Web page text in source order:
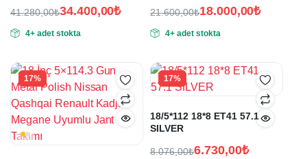
41.280,00₺
fiyat:
34.400,00₺
andaki
34.400,00₺.
4+ adet stokta
21.600,00₺
fiyat:
18.000,00₺
andaki
18.000,00₺.
4+ adet stokta
17% 17%
18/5*112 18*8 ET41 57.1
SILVER
8.076,00₺6.730,00₺